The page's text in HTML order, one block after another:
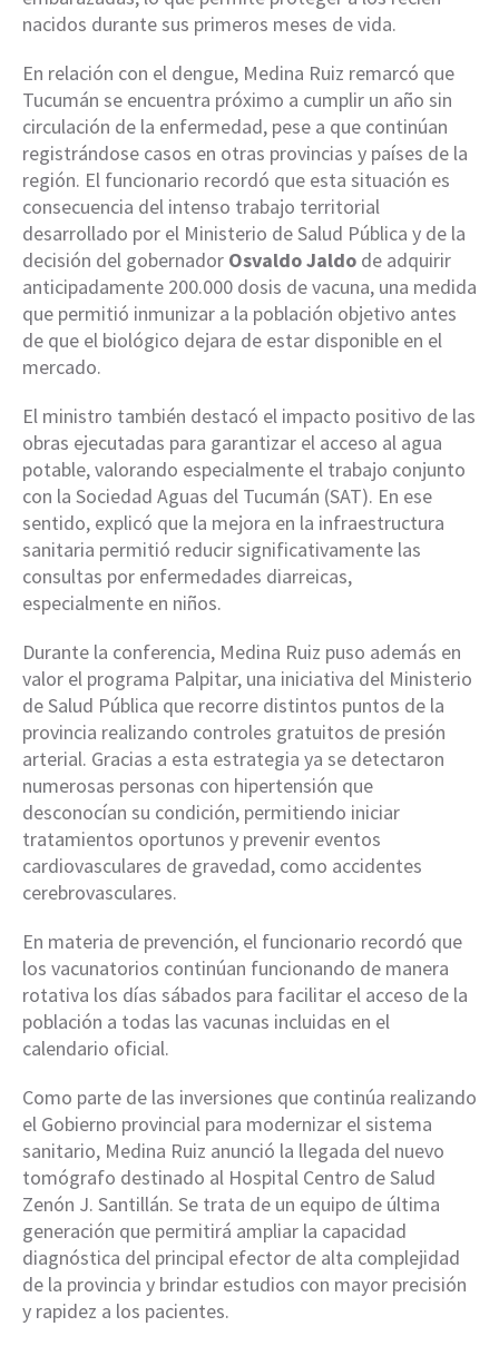
nacidos durante sus primeros meses de vida.
En relación con el dengue, Medina Ruiz remarcó que
Tucumán se encuentra próximo a cumplir un año sin
circulación de la enfermedad, pese a que continúan
registrándose casos en otras provincias y países de la
región. El funcionario recordó que esta situación es
consecuencia del intenso trabajo territorial
desarrollado por el Ministerio de Salud Pública y de la
decisión del gobernador Osvaldo Jaldo de adquirir
anticipadamente 200.000 dosis de vacuna, una medida
que permitió inmunizar a la población objetivo antes
de que el biológico dejara de estar disponible en el
mercado.
El ministro también destacó el impacto positivo de las
obras ejecutadas para garantizar el acceso al agua
potable, valorando especialmente el trabajo conjunto
con la Sociedad Aguas del Tucumán (SAT). En ese
sentido, explicó que la mejora en la infraestructura
sanitaria permitió reducir significativamente las
consultas por enfermedades diarreicas,
especialmente en niños.
Durante la conferencia, Medina Ruiz puso además en
valor el programa Palpitar, una iniciativa del Ministerio
de Salud Pública que recorre distintos puntos de la
provincia realizando controles gratuitos de presión
arterial. Gracias a esta estrategia ya se detectaron
numerosas personas con hipertensión que
desconocían su condición, permitiendo iniciar
tratamientos oportunos y prevenir eventos
cardiovasculares de gravedad, como accidentes
cerebrovasculares.
En materia de prevención, el funcionario recordó que
los vacunatorios continúan funcionando de manera
rotativa los días sábados para facilitar el acceso de la
población a todas las vacunas incluidas en el
calendario oficial.
Como parte de las inversiones que continúa realizando
el Gobierno provincial para modernizar el sistema
sanitario, Medina Ruiz anunció la llegada del nuevo
tomógrafo destinado al Hospital Centro de Salud
Zenón J. Santillán. Se trata de un equipo de última
generación que permitirá ampliar la capacidad
diagnóstica del principal efector de alta complejidad
de la provincia y brindar estudios con mayor precisión
y rapidez a los pacientes.